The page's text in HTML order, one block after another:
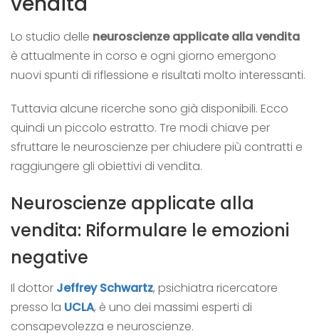
Lo studio delle neuroscienze applicate alla vendita
è attualmente in corso e ogni giorno emergono
nuovi spunti di riflessione e risultati molto interessanti.
Tuttavia alcune ricerche sono già disponibili. Ecco
quindi un piccolo estratto. Tre modi chiave per
sfruttare le neuroscienze per chiudere più contratti e
raggiungere gli obiettivi di vendita.
Neuroscienze applicate alla
vendita: Riformulare le emozioni
negative
Il dottor Jeffrey Schwartz, psichiatra ricercatore
presso la UCLA, è uno dei massimi esperti di
consapevolezza e neuroscienze.